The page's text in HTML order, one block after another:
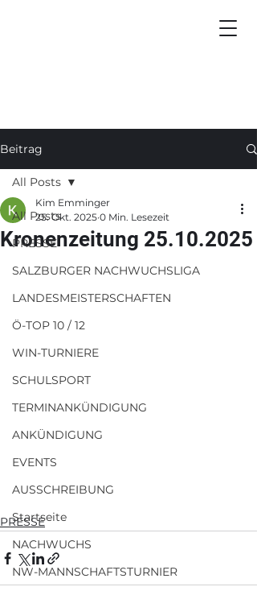
Beitrag
All Posts
PRESSE
SALZBURGER NACHWUCHSLIGA
LANDESMEISTERSCHAFTEN
Ö-TOP 10 / 12
WIN-TURNIERE
SCHULSPORT
TERMINANKÜNDIGUNG
ANKÜNDIGUNG
EVENTS
AUSSCHREIBUNG
Startseite
NACHWUCHS
NW-MANNSCHAFTSTURNIER
All Posts
Kronenzeitung 25.10.2025
Kim Emminger
25. Okt. 2025 0 Min. Lesezeit
PRESSE